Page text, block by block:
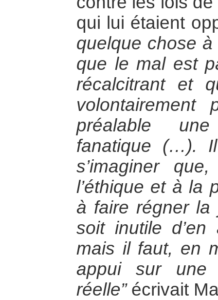
qui lui étaient
quelque chose à
que le mal est
récalcitrant et
préalable
fanatique (…).
s’imaginer
l’éthique et à la
à faire régner la
soit inutile
mais il faut, en
appui sur une
réelle”écrivait